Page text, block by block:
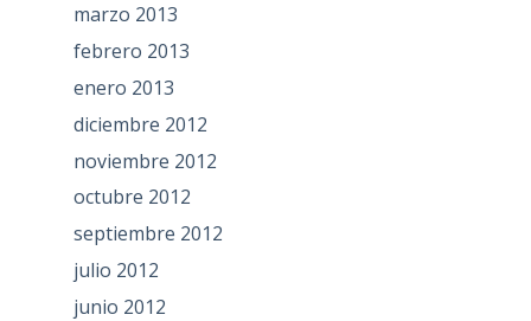
marzo 2013
febrero 2013
enero 2013
diciembre 2012
noviembre 2012
octubre 2012
septiembre 2012
julio 2012
junio 2012